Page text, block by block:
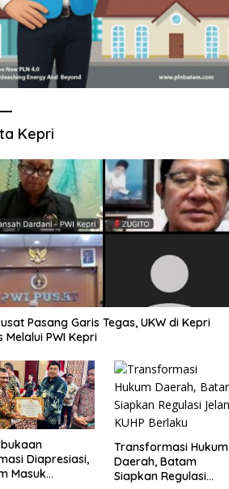
Kepri
Pasang Garis Tegas, UKW di Kepri
Melalui PWI Kepri
Diapresiasi,
Masuk
Transformasi Hukum
Daerah, Batam
Siapkan Regulasi